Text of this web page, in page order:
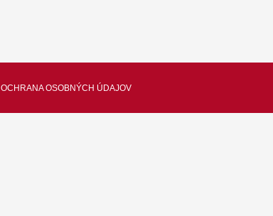
OCHRANA OSOBNÝCH ÚDAJOV